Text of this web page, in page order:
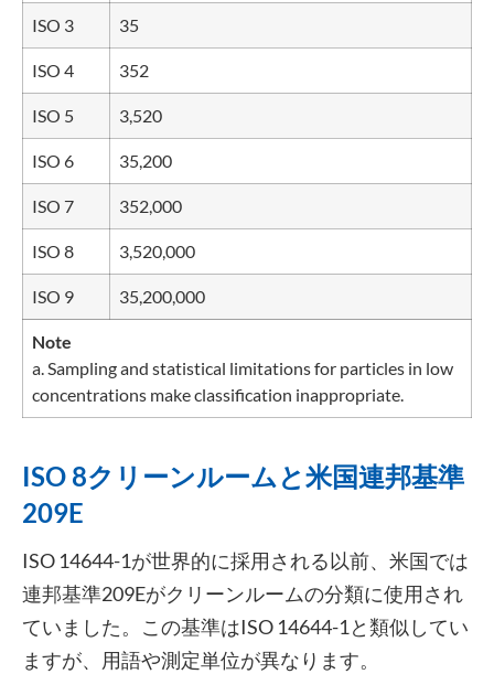
ISO 3 35
ISO 4 352
ISO 5 3,520
ISO 6 35,200
ISO 7 352,000
ISO 8 3,520,000
ISO 9 35,200,000
Note
a. Sampling and statistical limitations for particles in low
concentrations make classification inappropriate.
ISO 8クリーンルームと米国連邦基準
209E
ISO 14644-1が世界的に採用される以前、米国では
連邦基準209Eがクリーンルームの分類に使用され
ていました。この基準はISO 14644-1と類似してい
ますが、用語や測定単位が異なります。